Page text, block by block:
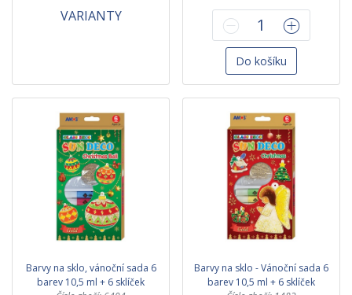
VARIANTY
Do košíku
Barvy na sklo, vánoční sada 6
barev 10,5 ml + 6 sklíček
Barvy na sklo - Vánoční sada 6
barev 10,5 ml + 6 sklíček